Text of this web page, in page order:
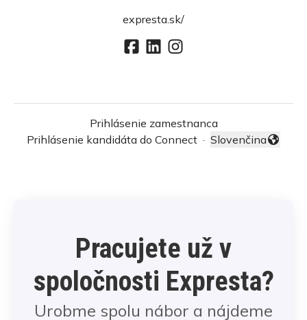
expresta.sk/
Prihlásenie zamestnanca
Prihlásenie kandidáta do Connect ·
Zmeniť jazyk
Slovenčina
Pracujete už v
spoločnosti Expresta?
Urobme spolu nábor a nájdeme